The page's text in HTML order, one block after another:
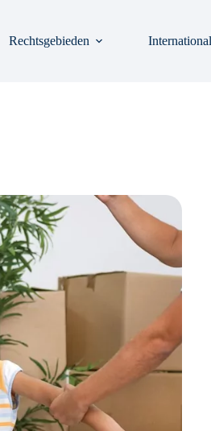
Rechtsgebieden